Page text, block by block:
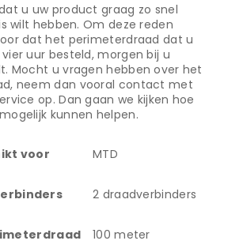
u uw product graag zo snel
wilt hebben. Om deze reden
dat het perimeterdraad dat u
uur besteld, morgen bij u
Mocht u vragen hebben over het
neem dan vooral contact met
op. Dan gaan we kijken hoe
kunnen helpen.
voor MTD
2 draadverbinders
100 meter